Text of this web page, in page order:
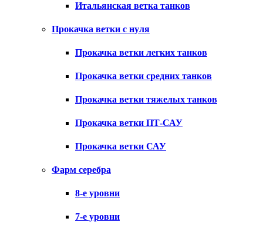
Итальянская ветка танков
Прокачка ветки с нуля
Прокачка ветки легких танков
Прокачка ветки средних танков
Прокачка ветки тяжелых танков
Прокачка ветки ПТ-САУ
Прокачка ветки САУ
Фарм серебра
8-е уровни
7-е уровни